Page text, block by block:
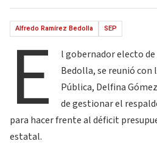
Alfredo Ramírez Bedolla SEP
E
l gobernador electo
Bedolla, se reunió con
Pública, Delfina
de gestionar el
para hacer frente al déficit
estatal.